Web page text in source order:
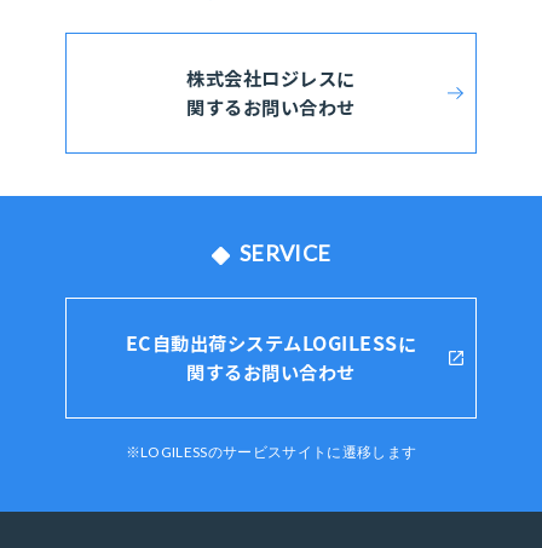
株式会社ロジレスに
関するお問い合わせ
SERVICE
EC自動出荷システムLOGILESSに
関するお問い合わせ
※LOGILESSのサービスサイトに遷移します